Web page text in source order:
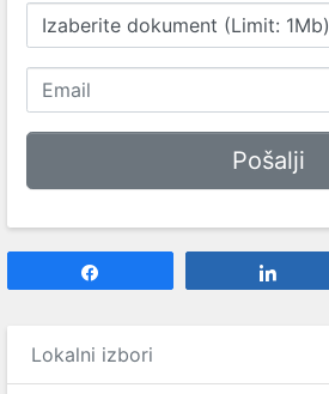
Izaberite dokument (Limit: 1Mb)
Lokalni izbori